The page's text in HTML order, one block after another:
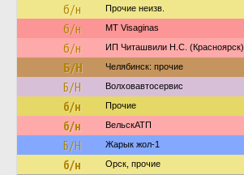
б/н Прочие неизв.
б/н MT Visaginas
б/н ИП Читашвили Н.С. (Красноярск)
Б/Н Челябинск: прочие
Б/Н Волховавтосервис
б/н Прочие
б/н ВельскАТП
Б/Н Жарык жол-1
б/н Орск, прочие